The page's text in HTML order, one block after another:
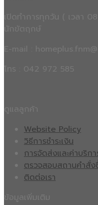
เปิดทำการทุกวัน ( เวลา
E-mail :
โทร : 042 972 585
Website Policy
วิธีการชำระเงิน
การจัดส่งและค่าบริกา
ตรวจสอบสถานคำสั่ง
ติดต่อเรา